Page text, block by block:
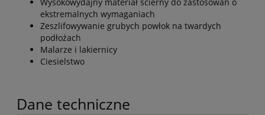
Wysokowydajny materiał ścierny do zastosowań o
ekstremalnych wymaganiach
Zeszlifowywanie grubych powłok na twardych
podłożach
Malarze i lakiernicy
Ciesielstwo
Dane techniczne